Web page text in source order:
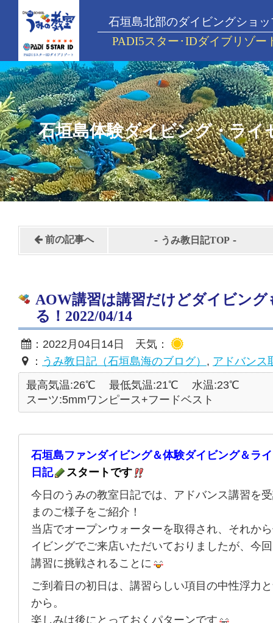
石垣島北部のダイビングショッ
PADI5スター･IDダイブリゾー
石垣島体験ダイビング・ライ
前の記事へ - うみ教日記TOP -
AOW講習は講習だけどダイビング
る！2022/04/14
：2022月04日14日 天気：
： うみ教日記（石垣島海のブログ） , アドバンス
最高気温:26℃
最低気温:21℃
水温:23℃
スーツ:5mmワンピース+フードベスト
石垣島ファンダイビング＆体験ダイビング＆ラ
日記
スタートです
今日のうみの教室日記では、アドバンス講習を
まのご様子をご紹介！
当店でオープンウォーターを取得され、それか
イビングでご来店いただいておりましたが、今
講習に挑戦されることに
ご到着日の初日は、講習らしい項目の中性浮力
から。
楽しみは後にとっておくパターンです